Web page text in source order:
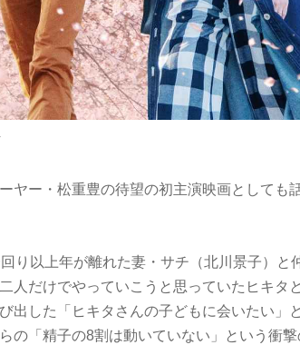
ヤー・松重豊の待望の初主演映画としても
り以上年が離れた妻・サチ（北川景子）と
人だけでやっていこうと思っていたヒキタ
出した「ヒキタさんの子どもに会いたい」
の「精子の8割は動いていない」という衝撃